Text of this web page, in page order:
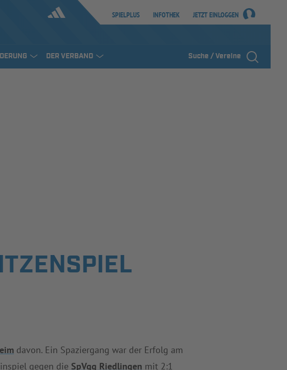
SPIELPLUS INFOTHEK JETZT EINLOGGEN
DER VERBAND Suche / Vereine
davon. Ein Spaziergang war der Erfolg am
gegen die SpVgg Riedlingen mit 2:1